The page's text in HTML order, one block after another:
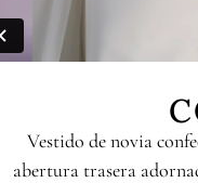
Vestido de novia
abertura trasera